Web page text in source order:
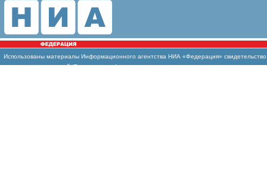
Использованы материалы Информационного агентства НИА «Федерация»
массовых коммуникаций (Роскомнадзор)